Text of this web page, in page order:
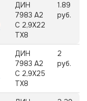
ДИН
7983 А2
C 2,9X22
TX8
1.89
руб.
ДИН
7983 А2
C 2,9X25
TX8
2
руб.